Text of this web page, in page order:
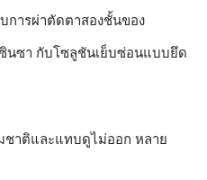
การผ่าตัดตาสองชั้นของ
นซา กับโซลูชันเย็บซ่อนแบบยึด
ชาติและแทบดูไม่ออก หลาย